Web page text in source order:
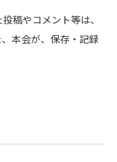
稿やコメント等は、
本会が、保存・記録